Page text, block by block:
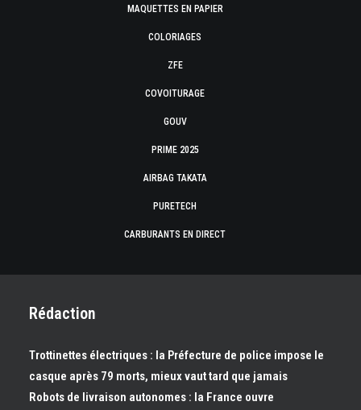
MAQUETTES EN PAPIER
COLORIAGES
ZFE
COVOITURAGE
GOUV
PRIME 2025
AIRBAG TAKATA
PURETECH
CARBURANTS EN DIRECT
Rédaction
Trottinettes électriques : la Préfecture de police impose le
casque après 79 morts, mieux vaut tard que jamais
Robots de livraison autonomes : la France ouvre